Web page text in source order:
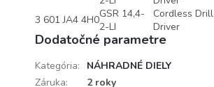
3 601 JA4 4H0GSR 14,4-
2-LI
Cordless Drill
Driver
Dodatočné parametre
Kategória:
NÁHRADNÉ DIELY
Záruka:
2 roky